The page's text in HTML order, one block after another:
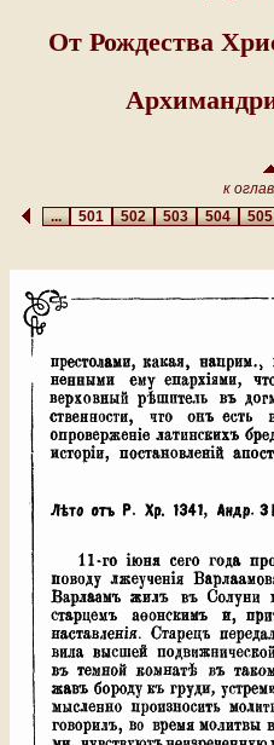
От Рождества
к
... 501 502503504